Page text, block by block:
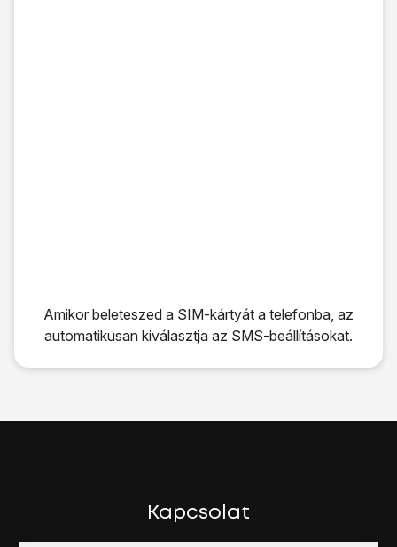
Amikor beleteszed a SIM-kártyát a telefonba, az
automatikusan kiválasztja az SMS-beállításokat.
Amikor beleteszed a SIM-kártyát a telefonba, az
Kapcsolat